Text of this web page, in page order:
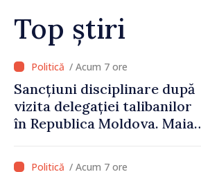
Top știri
/ Acum 5 ore
Adunarea Populară a
Găgăuziei trebuie să aibă un
mandat deplin. Președinta
libere și corecte””
/ Acum 7 ore